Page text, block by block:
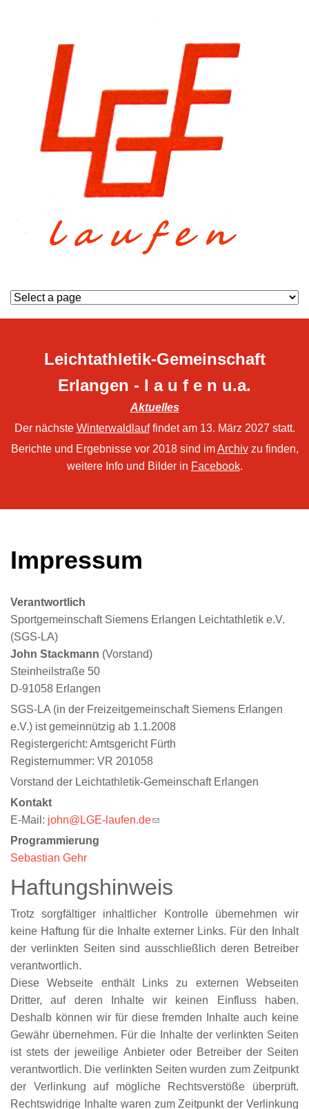
Leichtathletik-Gemeinschaft
Erlangen - l a u f e n u.a.
Aktuelles
Der nächste Winterwaldlauffindet am 13. März 2027 statt.
Berichte und Ergebnisse vor 2018 sind imArchivzu finden,
weitere Info und Bilder in Facebook.
Impressum
Verantwortlich
Sportgemeinschaft Siemens Erlangen Leichtathletik e.V.
(SGS-LA)
John Stackmann (Vorstand)
Steinheilstraße 50
D-91058 Erlangen
SGS-LA (in der Freizeitgemeinschaft Siemens Erlangen
e.V.) ist gemeinnützig ab 1.1.2008
Registergericht: Amtsgericht Fürth
Registernummer: VR 201058
Vorstand der Leichtathletik-Gemeinschaft Erlangen
Kontakt
E-Mail: john@LGE-laufen.de(link sends e-mail)
Programmierung
Sebastian Gehr
Haftungshinweis
Trotz sorgfältiger inhaltlicher Kontrolle übernehmen wir
keine Haftung für die Inhalte externer Links. Für den Inhalt
der verlinkten Seiten sind ausschließlich deren Betreiber
verantwortlich.
Diese Webseite enthält Links zu externen Webseiten
Dritter, auf deren Inhalte wir keinen Einfluss haben.
Deshalb können wir für diese fremden Inhalte auch keine
Gewähr übernehmen. Für die Inhalte der verlinkten Seiten
ist stets der jeweilige Anbieter oder Betreiber der Seiten
verantwortlich. Die verlinkten Seiten wurden zum Zeitpunkt
der Verlinkung auf mögliche Rechtsverstöße überprüft.
Rechtswidrige Inhalte waren zum Zeitpunkt der Verlinkung